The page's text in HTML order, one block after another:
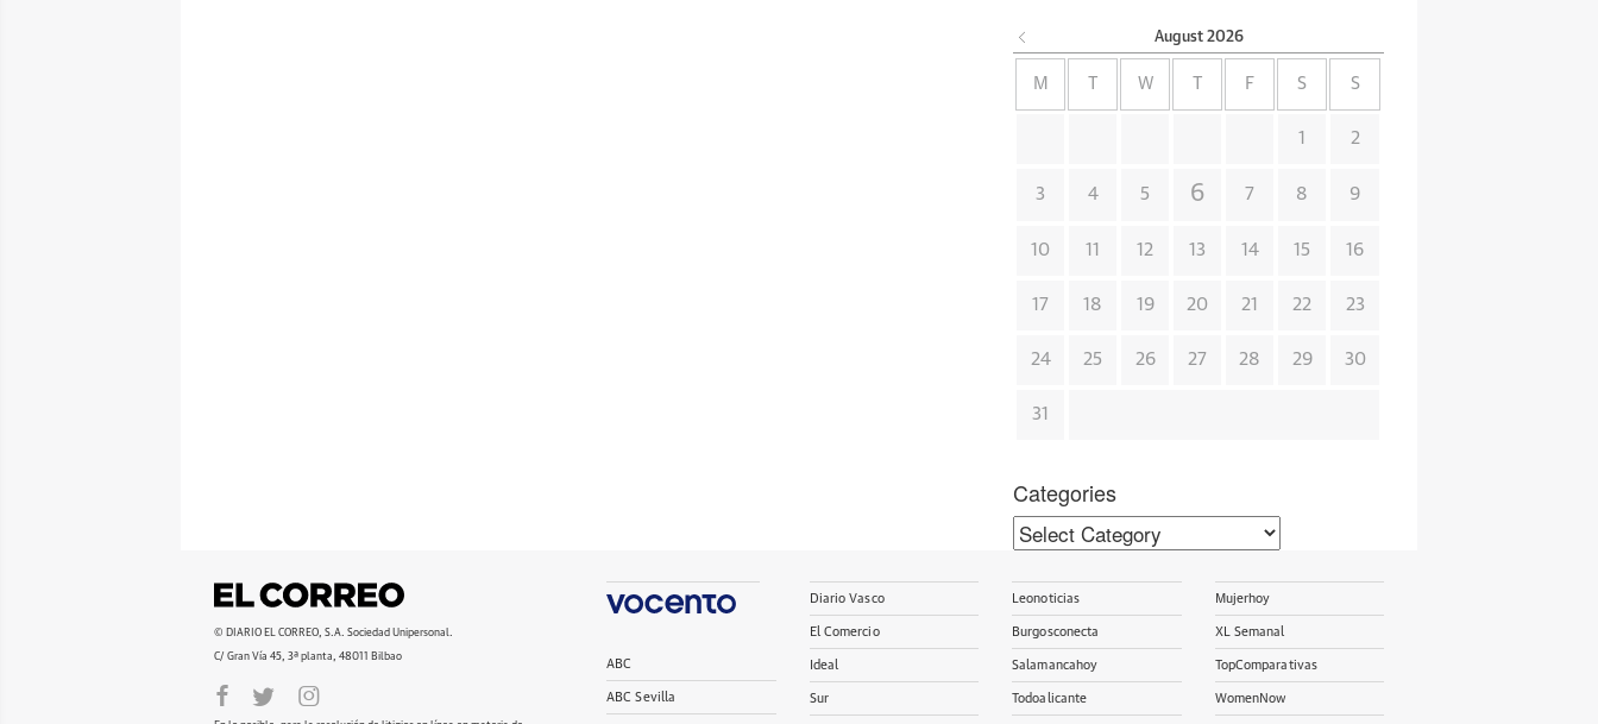
August 2026
M W F S S
1 2
3 4 5 6 7 8 9
10 11 12 13 14 15 16
17 18 19 20 21 22 23
24 25 26 27 28 29 30
31
Categories
Categories
© DIARIO EL CORREO, S.A. Sociedad Unipersonal.
C/ Gran Vía 45, 3ª planta, 48011 Bilbao
ABC
ABC Sevilla
Diario Vasco
El Comercio
Ideal
Sur
Leonoticias
Burgosconecta
Salamancahoy
Todoalicante
Mujerhoy
XL Semanal
TopComparativas
WomenNow